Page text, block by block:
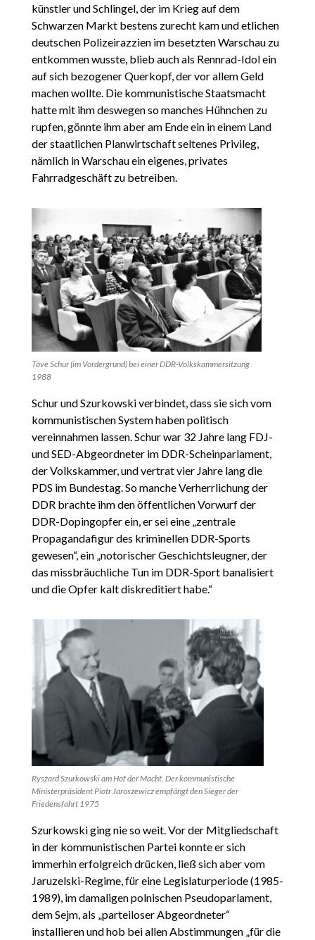
künstler und Schlingel, der im Krieg auf dem
Schwarzen Markt bestens zurecht kam und etlichen
deutschen Polizeirazzien im besetzten Warschau zu
entkommen wusste, blieb auch als Rennrad-Idol ein
auf sich bezogener Querkopf, der vor allem Geld
machen wollte. Die kommunistische Staatsmacht
hatte mit ihm deswegen so manches Hühnchen zu
rupfen, gönnte ihm aber am Ende ein in einem Land
der staatlichen Planwirtschaft seltenes Privileg,
nämlich in Warschau ein eigenes, privates
Fahrradgeschäft zu betreiben.
Täve Schur (im Vordergrund) bei einer DDR-Volkskammersitzung
1988
Schur und Szurkowski verbindet, dass sie sich vom
kommunistischen System haben politisch
vereinnahmen lassen. Schur war 32 Jahre lang FDJ-
und SED-Abgeordneter im DDR-Scheinparlament,
der Volkskammer, und vertrat vier Jahre lang die
PDS im Bundestag. So manche Verherrlichung der
DDR brachte ihm den öffentlichen Vorwurf der
DDR-Dopingopfer ein, er sei eine „zentrale
Propagandafigur des kriminellen DDR-Sports
gewesen“, ein „notorischer Geschichtsleugner, der
das missbräuchliche Tun im DDR-Sport banalisiert
und die Opfer kalt diskreditiert habe.“
Ryszard Szurkowski am Hof der Macht. Der kommunistische
Ministerpräsident Piotr Jaroszewicz empfängt den Sieger der
Friedensfahrt 1975
Szurkowski ging nie so weit. Vor der Mitgliedschaft
in der kommunistischen Partei konnte er sich
immerhin erfolgreich drücken, ließ sich aber vom
Jaruzelski-Regime, für eine Legislaturperiode (1985-
1989), im damaligen polnischen Pseudoparlament,
dem Sejm, als „parteiloser Abgeordneter“
installieren und hob bei allen Abstimmungen „für die